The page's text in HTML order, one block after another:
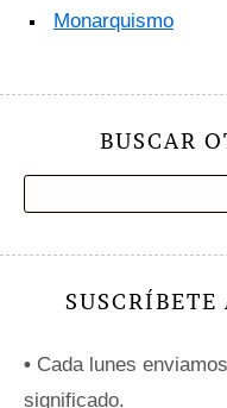
Monarquismo
BUSCAR
• Cada lunes
significado.